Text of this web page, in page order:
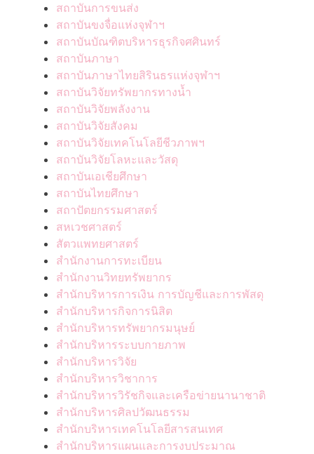
สถาบันการขนส่ง
สถาบันขงจื่อแห่งจุฬาฯ
สถาบันบัณฑิตบริหารธุรกิจศศินทร์
สถาบันภาษา
สถาบันภาษาไทยสิรินธรแห่งจุฬาฯ
สถาบันวิจัยทรัพยากรทางน้ำ
สถาบันวิจัยพลังงาน
สถาบันวิจัยสังคม
สถาบันวิจัยเทคโนโลยีชีวภาพฯ
สถาบันวิจัยโลหะและวัสดุ
สถาบันเอเชียศึกษา
สถาบันไทยศึกษา
สถาปัตยกรรมศาสตร์
สหเวชศาสตร์
สัตวแพทยศาสตร์
สำนักงานการทะเบียน
สำนักงานวิทยทรัพยากร
สำนักบริหารการเงิน การบัญชีและการพัสดุ
สำนักบริหารกิจการนิสิต
สำนักบริหารทรัพยากรมนุษย์
สำนักบริหารระบบกายภาพ
สำนักบริหารวิจัย
สำนักบริหารวิชาการ
สำนักบริหารวิรัชกิจและเครือข่ายนานาชาติ
สำนักบริหารศิลปวัฒนธรรม
สำนักบริหารเทคโนโลยีสารสนเทศ
สำนักบริหารแผนและการงบประมาณ